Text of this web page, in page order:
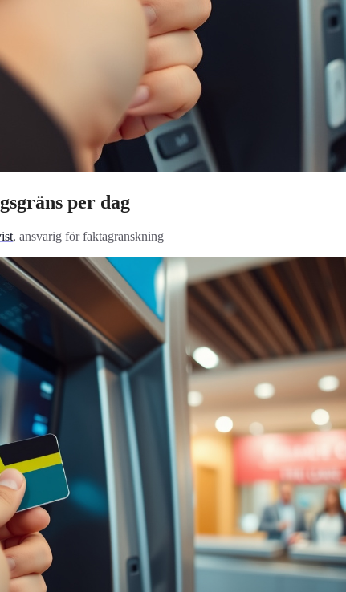
per dag
, ansvarig för faktagranskning